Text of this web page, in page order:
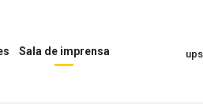
Sala de imprensa